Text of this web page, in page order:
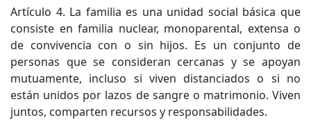
Artículo 4. La familia es una unidad social básica que
consiste en familia nuclear, monoparental, extensa o
de convivencia con o sin hijos. Es un conjunto de
personas que se consideran cercanas y se apoyan
mutuamente, incluso si viven distanciados o si no
están unidos por lazos de sangre o matrimonio. Viven
juntos, comparten recursos y responsabilidades.